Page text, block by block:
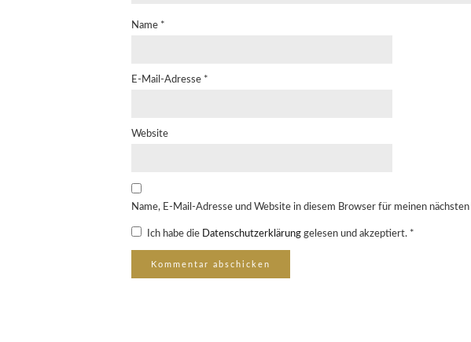
Name *
E-Mail-Adresse *
Website
Name, E-Mail-Adresse und Website in diesem Browser für meinen
Ich habe die Datenschutzerklärung gelesen und akzeptiert. *